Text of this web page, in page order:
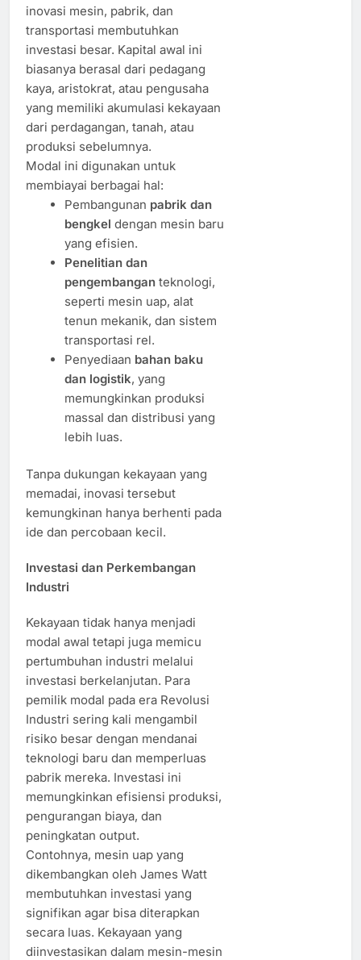
inovasi mesin, pabrik, dan
transportasi membutuhkan
investasi besar. Kapital awal ini
biasanya berasal dari pedagang
kaya, aristokrat, atau pengusaha
yang memiliki akumulasi kekayaan
dari perdagangan, tanah, atau
produksi sebelumnya.
Modal ini digunakan untuk
membiayai berbagai hal:
Pembangunan pabrik dan
bengkel dengan mesin baru
yang efisien.
Penelitian dan
pengembanganteknologi,
seperti mesin uap, alat
tenun mekanik, dan sistem
transportasi rel.
Penyediaan bahan baku
dan logistik, yang
memungkinkan produksi
massal dan distribusi yang
lebih luas.
Tanpa dukungan kekayaan yang
memadai, inovasi tersebut
kemungkinan hanya berhenti pada
ide dan percobaan kecil.
Investasi dan Perkembangan
Industri
Kekayaan tidak hanya menjadi
modal awal tetapi juga memicu
pertumbuhan industri melalui
investasi berkelanjutan. Para
pemilik modal pada era Revolusi
Industri sering kali mengambil
risiko besar dengan mendanai
teknologi baru dan memperluas
pabrik mereka. Investasi ini
memungkinkan efisiensi produksi,
pengurangan biaya, dan
peningkatan output.
Contohnya, mesin uap yang
dikembangkan oleh James Watt
membutuhkan investasi yang
signifikan agar bisa diterapkan
secara luas. Kekayaan yang
diinvestasikan dalam mesin-mesin